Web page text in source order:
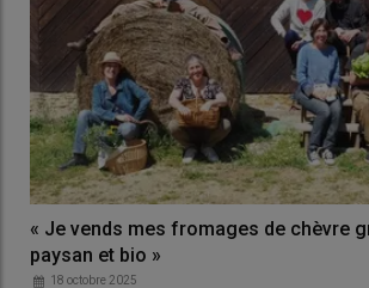
« Je vends mes fromages de chèvre
paysan et bio »
18 octobre 2025